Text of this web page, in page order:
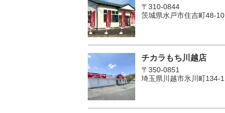
〒310-0844
茨城県水戸市住吉町48-10
チカラもち川越店
〒350-0851
埼玉県川越市氷川町134-1